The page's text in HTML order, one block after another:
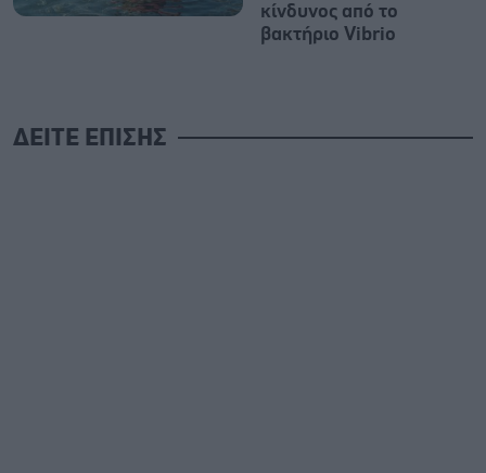
κίνδυνος από το
βακτήριο Vibrio
ΔΕΙΤΕ ΕΠΙΣΗΣ